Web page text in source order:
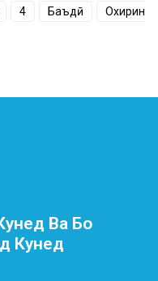
4 Баъдӣ Охирин
Ва Бо
Кунед